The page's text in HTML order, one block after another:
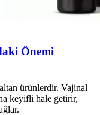
Önemi
ürünlerdir. Vajinal
keyifli hale getirir,